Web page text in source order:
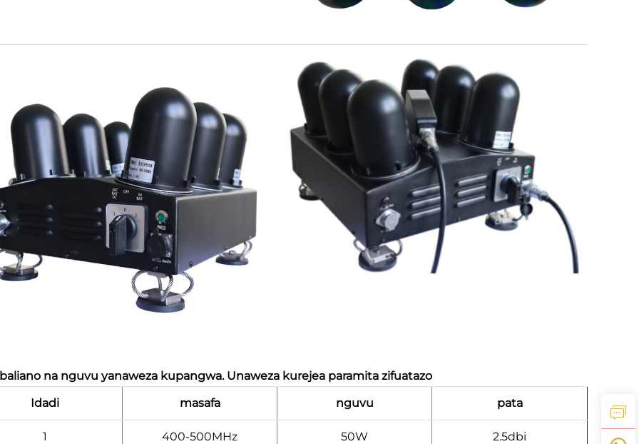
na nguvu yanaweza kupangwa. Unaweza kurejea paramita zifuatazo
Idadi
masafa nguvu pata
1 400-500MHz 50W 2.5dbi